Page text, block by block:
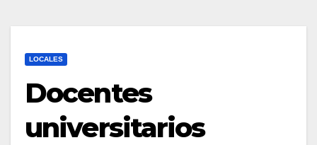
LOCALES
Docentes
universitarios